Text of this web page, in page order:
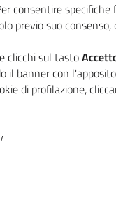
commercio di
consentire
previo suo
clicchi sul tasto
il banner con
di profilazione,